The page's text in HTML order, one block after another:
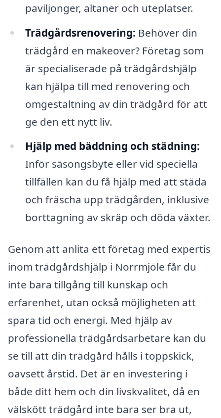
paviljonger, altaner och uteplatser.
Trädgårdsrenovering: Behöver din
trädgård en makeover? Företag som
är specialiserade på trädgårdshjälp
kan hjälpa till med renovering och
omgestaltning av din trädgård för att
ge den ett nytt liv.
Hjälp med bäddning och städning:
Inför säsongsbyte eller vid speciella
tillfällen kan du få hjälp med att städa
och fräscha upp trädgården, inklusive
borttagning av skräp och döda växter.
Genom att anlita ett företag med expertis
inom trädgårdshjälp i Norrmjöle får du
inte bara tillgång till kunskap och
erfarenhet, utan också möjligheten att
spara tid och energi. Med hjälp av
professionella trädgårdsarbetare kan du
se till att din trädgård hålls i toppskick,
oavsett årstid. Det är en investering i
både ditt hem och din livskvalitet, då en
välskött trädgård inte bara ser bra ut,